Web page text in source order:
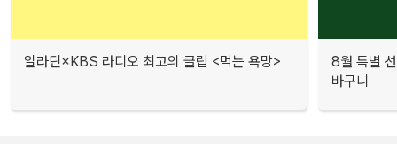
알라딘×KBS 라디오 최고의 클립 <먹는 욕망>
8월 특별
바구니